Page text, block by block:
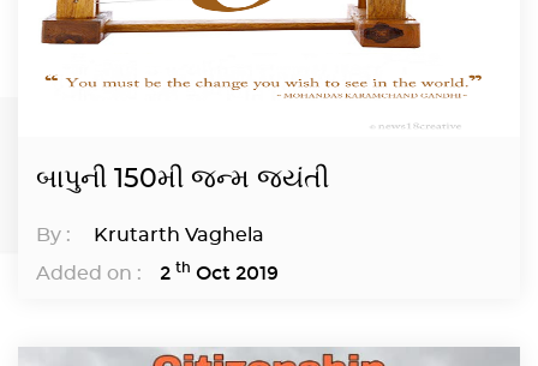
બાપુની 150મી જન્મ જયંતી
By :
Krutarth Vaghela
Added on :
2 th Oct 2019